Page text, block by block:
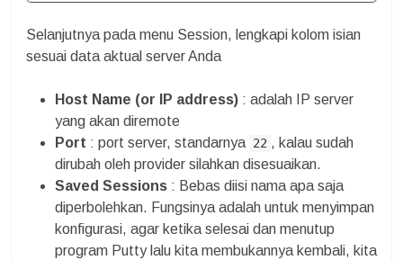
Selanjutnya pada menu Session, lengkapi kolom isian
sesuai data aktual server Anda
Host Name (or IP address) : adalah IP server
yang akan diremote
Port : port server, standarnya 22 , kalau sudah
dirubah oleh provider silahkan disesuaikan.
Saved Sessions : Bebas diisi nama apa saja
diperbolehkan. Fungsinya adalah untuk menyimpan
konfigurasi, agar ketika selesai dan menutup
program Putty lalu kita membukannya kembali, kita